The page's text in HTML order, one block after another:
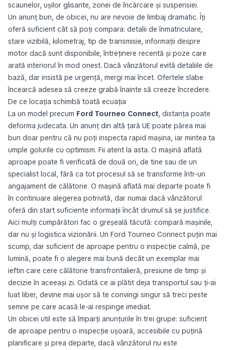
scaunelor, ușilor glisante, zonei de încărcare și suspensiei.
Un anunț bun, de obicei, nu are nevoie de limbaj dramatic. Îți
oferă suficient cât să poți compara: detalii de înmatriculare,
stare vizibilă, kilometraj, tip de transmisie, informații despre
motor dacă sunt disponibile, întreținere recentă și poze care
arată interiorul în mod onest. Dacă vânzătorul evită detaliile de
bază, dar insistă pe urgență, mergi mai încet. Ofertele slabe
încearcă adesea să creeze grabă înainte să creeze încredere.
De ce locația schimbă toată ecuația
La un model precum Ford Tourneo Connect, distanța poate
deforma judecata. Un anunț din altă țară UE poate părea mai
bun doar pentru că nu poți inspecta rapid mașina, iar mintea ta
umple golurile cu optimism. Fii atent la asta. O mașină aflată
aproape poate fi verificată de două ori, de tine sau de un
specialist local, fără ca tot procesul să se transforme într-un
angajament de călătorie. O mașină aflată mai departe poate fi
în continuare alegerea potrivită, dar numai dacă vânzătorul
oferă din start suficiente informații încât drumul să se justifice.
Aici mulți cumpărători fac o greșeală tăcută: compară mașinile,
dar nu și logistica vizionării. Un Ford Tourneo Connect puțin mai
scump, dar suficient de aproape pentru o inspecție calmă, pe
lumină, poate fi o alegere mai bună decât un exemplar mai
ieftin care cere călătorie transfrontalieră, presiune de timp și
decizie în aceeași zi. Odată ce ai plătit deja transportul sau ți-ai
luat liber, devine mai ușor să te convingi singur să treci peste
semne pe care acasă le-ai respinge imediat.
Un obicei util este să împarți anunțurile în trei grupe: suficient
de aproape pentru o inspecție ușoară, accesibile cu puțină
planificare și prea departe, dacă vânzătorul nu este